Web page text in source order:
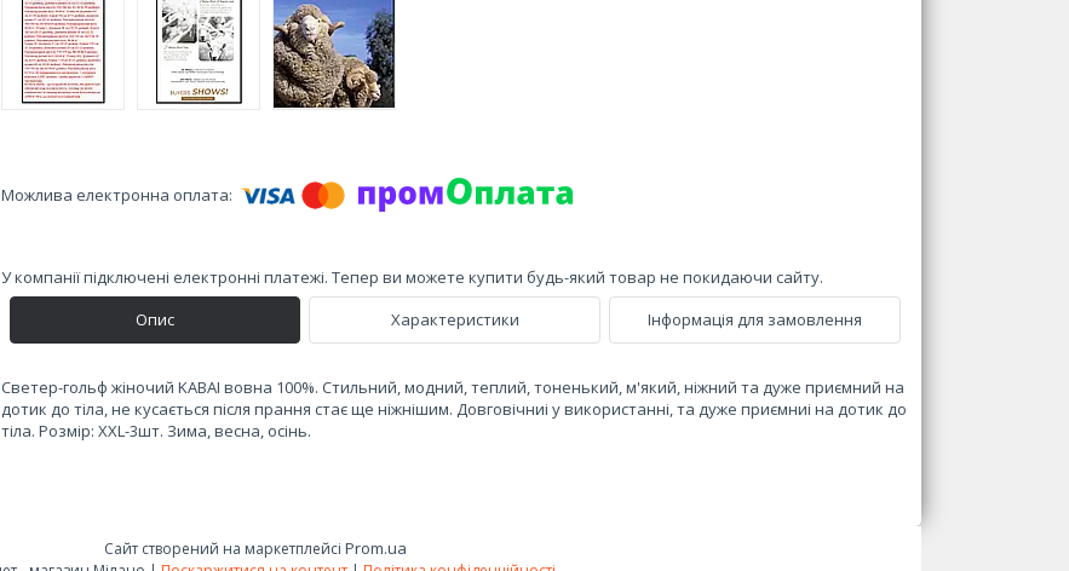
У компанії підключені електронні платежі. Тепер ви можете купити будь-який товар не покидаючи сайту.
Опис
Характеристики Інформація для замовлення
Светер-гольф жіночий KABAI вовна 100%. Стильний, модний, теплий, тоненький, м'який, ніжний та дуже приємний на
дотик до тіла, не кусається після прання стає ще ніжнішим. Довговічниі у використанні, та дуже приємниі на дотик до
тіла. Розмір: XXL-3шт. Зима, весна, осінь.
Сайт створений на маркетплейсі Prom.ua